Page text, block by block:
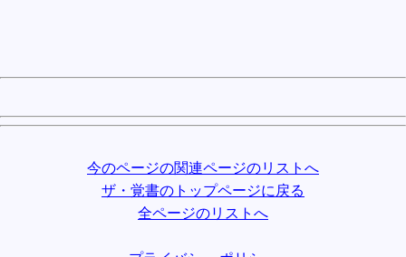
今のページの関連ページのリストへ
ザ・覚書のトップページに戻る
全ページのリストへ